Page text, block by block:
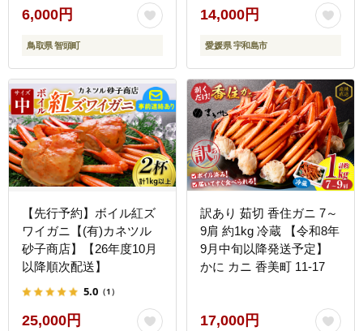
6,000円
鳥取県 智頭町
14,000円
愛媛県 宇和島市
【先行予約】ボイル紅ズ
ワイガニ【(有)カネツル
砂子商店】【26年度10月
以降順次配送】
5.0 （1）
25,000円
訳あり 茹切 香住ガニ 7～
9肩 約1kg 冷蔵 【令和8年
9月中旬以降発送予定】
かに カニ 香美町 11-17
17,000円